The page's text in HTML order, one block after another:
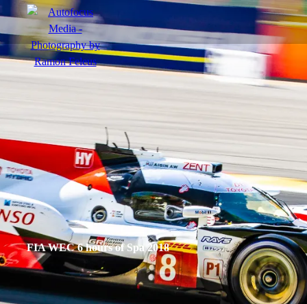
menu
Actie
FIA WEC 6 hours of Spa 2018